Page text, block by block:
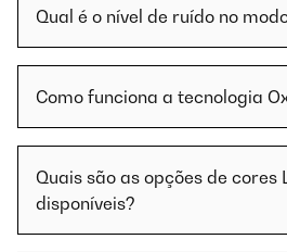
Qual é o nível de ruído no
Como funciona a tecnologia
Quais são as opções de cores
disponíveis?